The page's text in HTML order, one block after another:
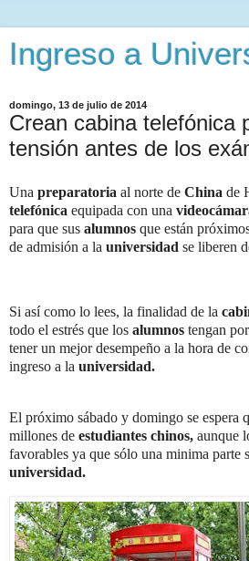
Ingreso a
domingo, 13 de julio de 2014
Crean cabina telefónica
tensión antes de los
Una preparatoria al norte de China de
telefónica equipada con una
para que sus alumnos que están
de admisión a la universidad se liberen
Si así como lo lees, la finalidad de la
todo el estrés que los alumnos tengan
tener un mejor desempeño a la hora de
ingreso a la universidad.
El próximo sábado y domingo se espera
millones de estudiantes chinos, aunque
favorables ya que sólo una minima parte
universidad.